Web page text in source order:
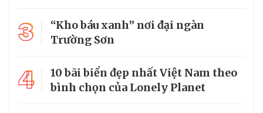
3
“Kho báu xanh” nơi đại ngàn
Trường Sơn
4
10 bãi biển đẹp nhất Việt Nam theo
bình chọn của Lonely Planet